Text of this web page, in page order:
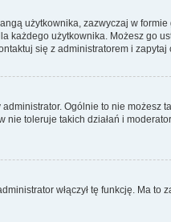
użytkownika, zazwyczaj w
każdego użytkownika. Możesz go
się z administratorem i
Ogólnie to nie możesz
toleruje takich działań i
włączył tę funkcję. Ma to